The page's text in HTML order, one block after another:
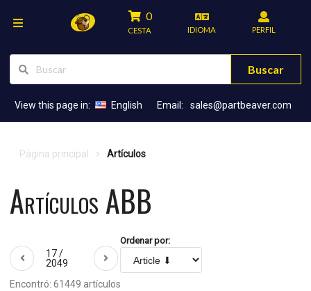
0
CESTA IDIOMA PERFIL
Buscar
View this page in: English Email: sales@partbeaver.com
Página principal Artículos
Artículos ABB
17 /
2049
Ordenar por:
Encontró: 61449 artículos